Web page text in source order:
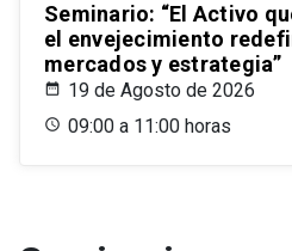
Seminario: “El Activo
el envejecimiento
mercados y estrategia”
19 de Agosto de 2026
09:00 a 11:00 horas